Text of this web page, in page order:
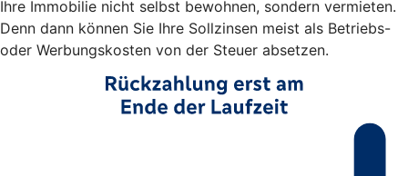
Ihre Immobilie nicht selbst bewohnen, sondern vermieten.
Denn dann können Sie Ihre Sollzinsen meist als Betriebs-
oder Werbungskosten von der Steuer absetzen.